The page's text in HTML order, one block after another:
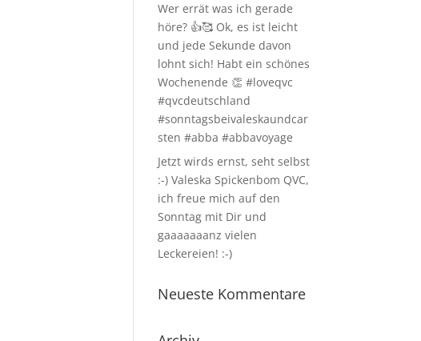
Wer errät was ich gerade
höre? 👍🥰 Ok, es ist leicht
und jede Sekunde davon
lohnt sich! Habt ein schönes
Wochenende 👏 #loveqvc
#qvcdeutschland
#sonntagsbeivaleskaundcar
sten #abba #abbavoyage
Jetzt wirds ernst, seht selbst
:-) Valeska Spickenbom QVC,
ich freue mich auf den
Sonntag mit Dir und
gaaaaaaanz vielen
Leckereien! :-)
Neueste Kommentare